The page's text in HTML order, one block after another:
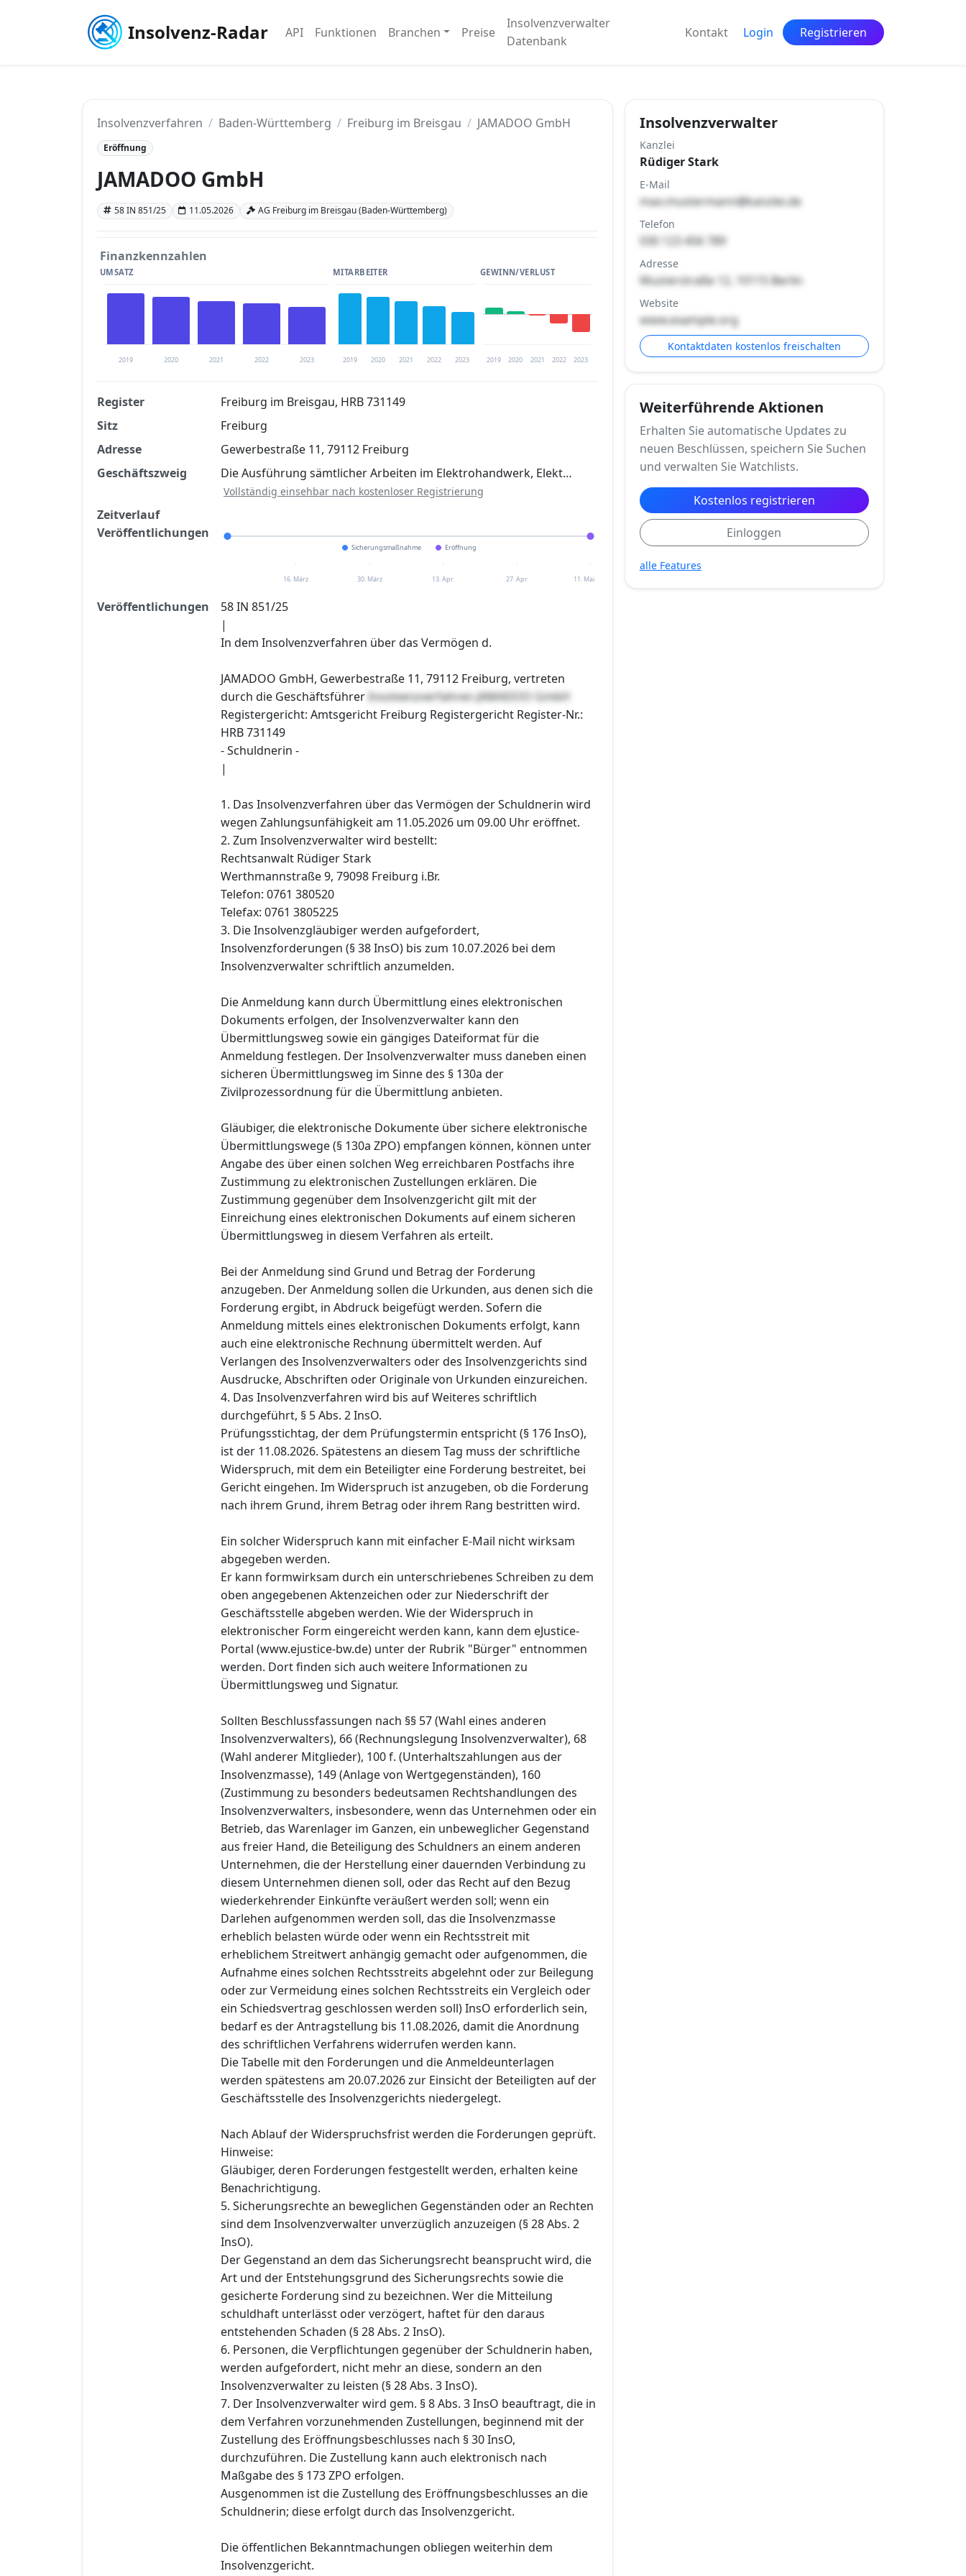
Insolvenz-Radar API Funktionen Branchen Preise
Insolvenzverwalter
Datenbank
Kontakt Login Registrieren
Insolvenzverfahren Baden-Württemberg Freiburg im Breisgau JAMADOO GmbH
Eröffnung
JAMADOO GmbH
58 IN 851/25 11.05.2026 AG Freiburg im Breisgau (Baden-Württemberg)
Finanzkennzahlen
UMSATZ
2019 2020 2021 2022 2023
MITARBEITER
2019 2020 2021 2022 2023
GEWINN/VERLUST
2019 2020 2021 2022 2023
Finanzkennzahlen nach kostenloser Registrierung verfügbar
Jetzt kostenlos registrieren
Register
Freiburg im Breisgau, HRB 731149
Sitz
Freiburg
Adresse
Gewerbestraße 11, 79112 Freiburg
Geschäftszweig
Die Ausführung sämtlicher Arbeiten im Elektrohandwerk, Elekt…
Vollständig einsehbar nach kostenloser Registrierung
Zeitverlauf
Veröffentlichungen
Sicherungsmaßnahme Eröffnung
16. März 30. März 13. Apr. 27. Apr. 11. Mai
Veröffentlichungen
58 IN 851/25
|
In dem Insolvenzverfahren über das Vermögen d.
JAMADOO GmbH, Gewerbestraße 11, 79112 Freiburg, vertreten
durch die Geschäftsführer Insolvenzverfahren JAMADOO GmbH
Registergericht: Amtsgericht Freiburg Registergericht Register-Nr.:
HRB 731149
- Schuldnerin -
|
1. Das Insolvenzverfahren über das Vermögen der Schuldnerin wird
wegen Zahlungsunfähigkeit am 11.05.2026 um 09.00 Uhr eröffnet.
2. Zum Insolvenzverwalter wird bestellt:
Rechtsanwalt Rüdiger Stark
Werthmannstraße 9, 79098 Freiburg i.Br.
Telefon: 0761 380520
Telefax: 0761 3805225
3. Die Insolvenzgläubiger werden aufgefordert,
Insolvenzforderungen (§ 38 InsO) bis zum 10.07.2026 bei dem
Insolvenzverwalter schriftlich anzumelden.
Die Anmeldung kann durch Übermittlung eines elektronischen
Dokuments erfolgen, der Insolvenzverwalter kann den
Übermittlungsweg sowie ein gängiges Dateiformat für die
Anmeldung festlegen. Der Insolvenzverwalter muss daneben einen
sicheren Übermittlungsweg im Sinne des § 130a der
Zivilprozessordnung für die Übermittlung anbieten.
Gläubiger, die elektronische Dokumente über sichere elektronische
Übermittlungswege (§ 130a ZPO) empfangen können, können unter
Angabe des über einen solchen Weg erreichbaren Postfachs ihre
Zustimmung zu elektronischen Zustellungen erklären. Die
Zustimmung gegenüber dem Insolvenzgericht gilt mit der
Einreichung eines elektronischen Dokuments auf einem sicheren
Übermittlungsweg in diesem Verfahren als erteilt.
Bei der Anmeldung sind Grund und Betrag der Forderung
anzugeben. Der Anmeldung sollen die Urkunden, aus denen sich die
Forderung ergibt, in Abdruck beigefügt werden. Sofern die
Anmeldung mittels eines elektronischen Dokuments erfolgt, kann
auch eine elektronische Rechnung übermittelt werden. Auf
Verlangen des Insolvenzverwalters oder des Insolvenzgerichts sind
Ausdrucke, Abschriften oder Originale von Urkunden einzureichen.
4. Das Insolvenzverfahren wird bis auf Weiteres schriftlich
durchgeführt, § 5 Abs. 2 InsO.
Prüfungsstichtag, der dem Prüfungstermin entspricht (§ 176 InsO),
ist der 11.08.2026. Spätestens an diesem Tag muss der schriftliche
Widerspruch, mit dem ein Beteiligter eine Forderung bestreitet, bei
Gericht eingehen. Im Widerspruch ist anzugeben, ob die Forderung
nach ihrem Grund, ihrem Betrag oder ihrem Rang bestritten wird.
Ein solcher Widerspruch kann mit einfacher E-Mail nicht wirksam
abgegeben werden.
Er kann formwirksam durch ein unterschriebenes Schreiben zu dem
oben angegebenen Aktenzeichen oder zur Niederschrift der
Geschäftsstelle abgeben werden. Wie der Widerspruch in
elektronischer Form eingereicht werden kann, kann dem eJustice-
Portal (www.ejustice-bw.de) unter der Rubrik "Bürger" entnommen
werden. Dort finden sich auch weitere Informationen zu
Übermittlungsweg und Signatur.
Sollten Beschlussfassungen nach §§ 57 (Wahl eines anderen
Insolvenzverwalters), 66 (Rechnungslegung Insolvenzverwalter), 68
(Wahl anderer Mitglieder), 100 f. (Unterhaltszahlungen aus der
Insolvenzmasse), 149 (Anlage von Wertgegenständen), 160
(Zustimmung zu besonders bedeutsamen Rechtshandlungen des
Insolvenzverwalters, insbesondere, wenn das Unternehmen oder ein
Betrieb, das Warenlager im Ganzen, ein unbeweglicher Gegenstand
aus freier Hand, die Beteiligung des Schuldners an einem anderen
Unternehmen, die der Herstellung einer dauernden Verbindung zu
diesem Unternehmen dienen soll, oder das Recht auf den Bezug
wiederkehrender Einkünfte veräußert werden soll; wenn ein
Darlehen aufgenommen werden soll, das die Insolvenzmasse
erheblich belasten würde oder wenn ein Rechtsstreit mit
erheblichem Streitwert anhängig gemacht oder aufgenommen, die
Aufnahme eines solchen Rechtsstreits abgelehnt oder zur Beilegung
oder zur Vermeidung eines solchen Rechtsstreits ein Vergleich oder
ein Schiedsvertrag geschlossen werden soll) InsO erforderlich sein,
bedarf es der Antragstellung bis 11.08.2026, damit die Anordnung
des schriftlichen Verfahrens widerrufen werden kann.
Die Tabelle mit den Forderungen und die Anmeldeunterlagen
werden spätestens am 20.07.2026 zur Einsicht der Beteiligten auf der
Geschäftsstelle des Insolvenzgerichts niedergelegt.
Nach Ablauf der Widerspruchsfrist werden die Forderungen geprüft.
Hinweise:
Gläubiger, deren Forderungen festgestellt werden, erhalten keine
Benachrichtigung.
5. Sicherungsrechte an beweglichen Gegenständen oder an Rechten
sind dem Insolvenzverwalter unverzüglich anzuzeigen (§ 28 Abs. 2
InsO).
Der Gegenstand an dem das Sicherungsrecht beansprucht wird, die
Art und der Entstehungsgrund des Sicherungsrechts sowie die
gesicherte Forderung sind zu bezeichnen. Wer die Mitteilung
schuldhaft unterlässt oder verzögert, haftet für den daraus
entstehenden Schaden (§ 28 Abs. 2 InsO).
6. Personen, die Verpflichtungen gegenüber der Schuldnerin haben,
werden aufgefordert, nicht mehr an diese, sondern an den
Insolvenzverwalter zu leisten (§ 28 Abs. 3 InsO).
7. Der Insolvenzverwalter wird gem. § 8 Abs. 3 InsO beauftragt, die in
dem Verfahren vorzunehmenden Zustellungen, beginnend mit der
Zustellung des Eröffnungsbeschlusses nach § 30 InsO,
durchzuführen. Die Zustellung kann auch elektronisch nach
Maßgabe des § 173 ZPO erfolgen.
Ausgenommen ist die Zustellung des Eröffnungsbeschlusses an die
Schuldnerin; diese erfolgt durch das Insolvenzgericht.
Die öffentlichen Bekanntmachungen obliegen weiterhin dem
Insolvenzgericht.
Insolvenzverwalter
Kanzlei
Rüdiger Stark
E-Mail
max.mustermann@kanzlei.de
Telefon
030 123 456 789
Adresse
Musterstraße 12, 10115 Berlin
Website
www.example.org
Kontaktdaten kostenlos freischalten
Weiterführende Aktionen
Erhalten Sie automatische Updates zu
neuen Beschlüssen, speichern Sie Suchen
und verwalten Sie Watchlists.
Kostenlos registrieren
Einloggen
alle Features